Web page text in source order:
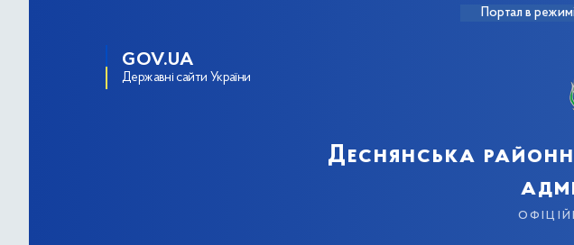
Портал в
GOV.UA
Державні сайти України
Деснянська